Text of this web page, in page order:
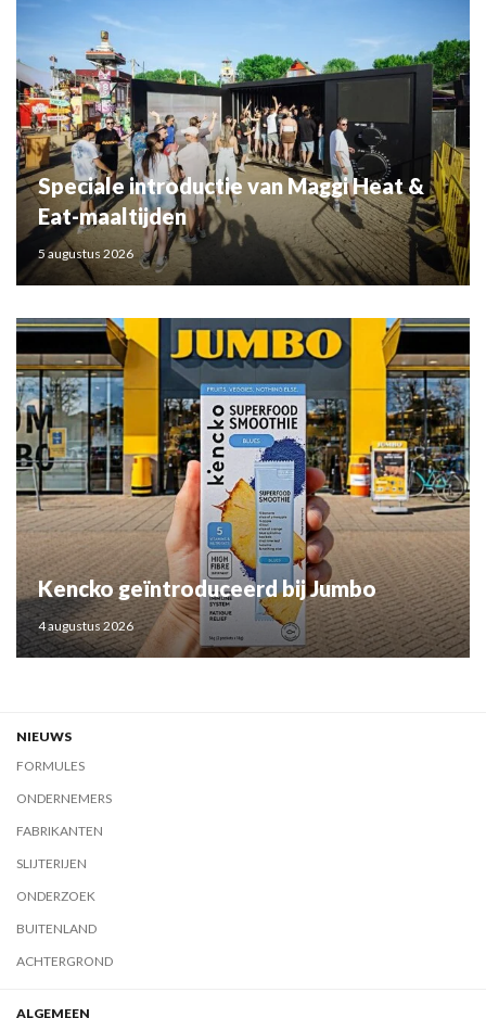
Speciale introductie van Maggi Heat &
Eat-maaltijden
5 augustus 2026
Kencko geïntroduceerd bij Jumbo
4 augustus 2026
NIEUWS
FORMULES
ONDERNEMERS
FABRIKANTEN
SLIJTERIJEN
ONDERZOEK
BUITENLAND
ACHTERGROND
ALGEMEEN